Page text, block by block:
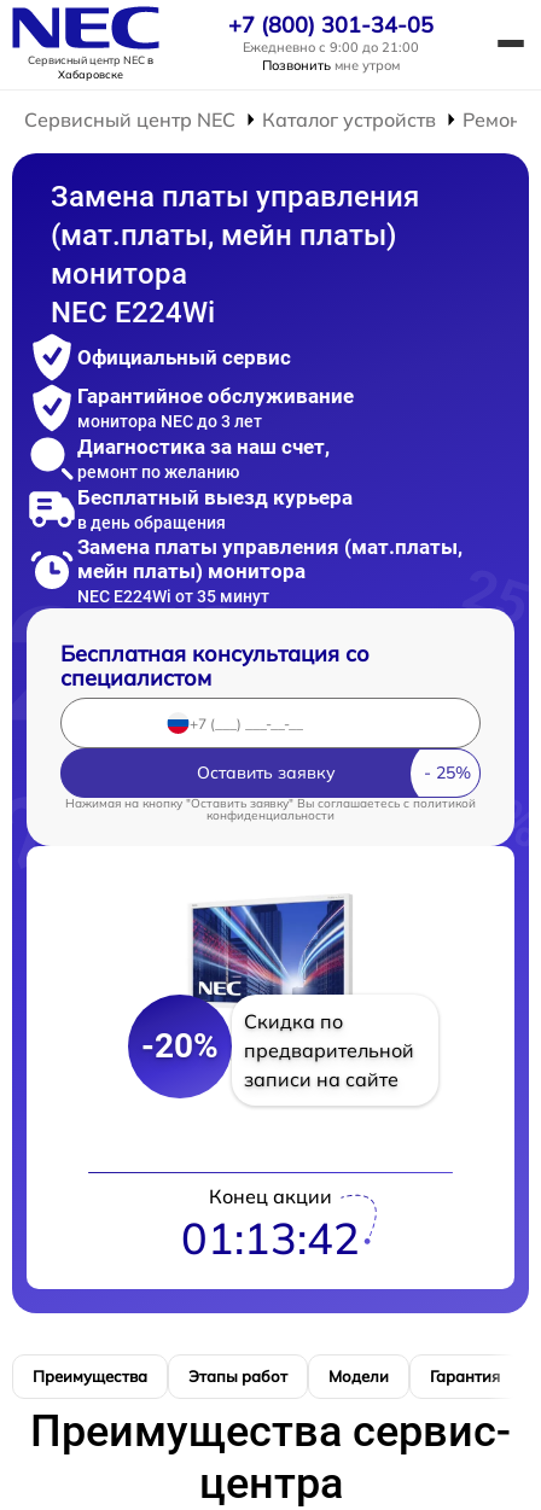
Сервисный центр NECв
Хабаровске
+7 (800) 301-34-05
Ежедневно с 9:00 до 21:00
Позвонить мне утром
Сервисный центр NEC Каталог устройств Ремонт
Замена платы управления
(мат.платы, мейн платы)
монитора
NEC E224Wi
Официальный сервис
Гарантийное обслуживание
монитора NEC до 3 лет
Диагностика за наш счет,
ремонт по желанию
Бесплатный выезд курьера
в день обращения
Замена платы управления (мат.платы,
мейн платы) монитора
NEC E224Wi от 35 минут
Бесплатная консультация со
специалистом
Оставить заявку
Нажимая на кнопку "Оставить заявку" Вы соглашаетесь cполитикой
конфиденциальности
-20%
Скидка по
предварительной
записи на сайте
Конец акции
01:13:40
Преимущества Этапы работ Модели Гарантия
Преимущества сервис-
центра